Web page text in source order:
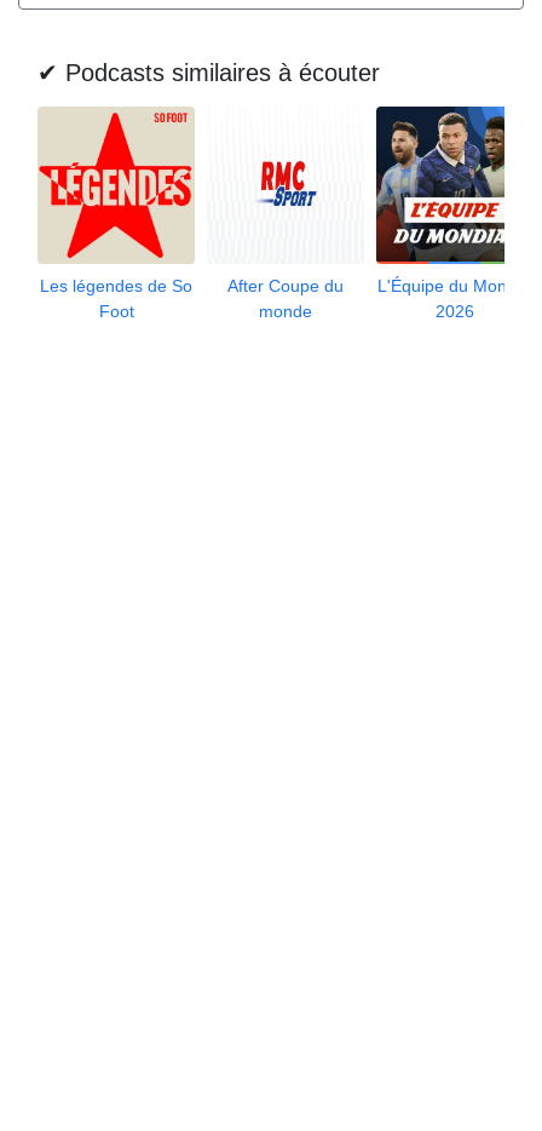
✔ Podcasts similaires à écouter
Les légendes de So
Foot
After Coupe du
monde
L'Équipe du Mondial
2026